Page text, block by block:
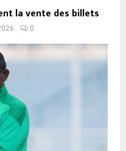
la vente des billets
0